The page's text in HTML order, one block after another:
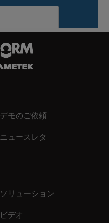
デモのご依頼
ニュースレタ
ソリューション
ビデオ